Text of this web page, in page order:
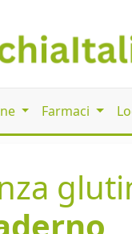
Farmaci